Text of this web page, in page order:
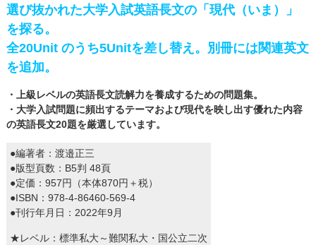
選び抜かれた大学入試英語長文の「現代（いま）」
を探る。
全20Unit のうち5Unitを差し替え。別冊には関連英文
を追加。
・上級レベルの英語長文読解力を養成するための問題集。
・大学入試問題に頻出するテーマおよび現代を映し出す優れた内容
の英語長文20題を厳選しています。
●編著者：渡邉正三
●版型頁数：B5判 48頁
●定価：957円（本体870円＋税）
●ISBN：978-4-86460-569-4
●刊行年月日：2022年9月
★レベル：標準私大～難関私大・国公立二次